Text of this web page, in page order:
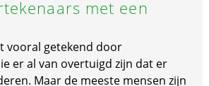
met een
vooral getekend door
er al van overtuigd zijn dat er
Maar de meeste mensen zijn